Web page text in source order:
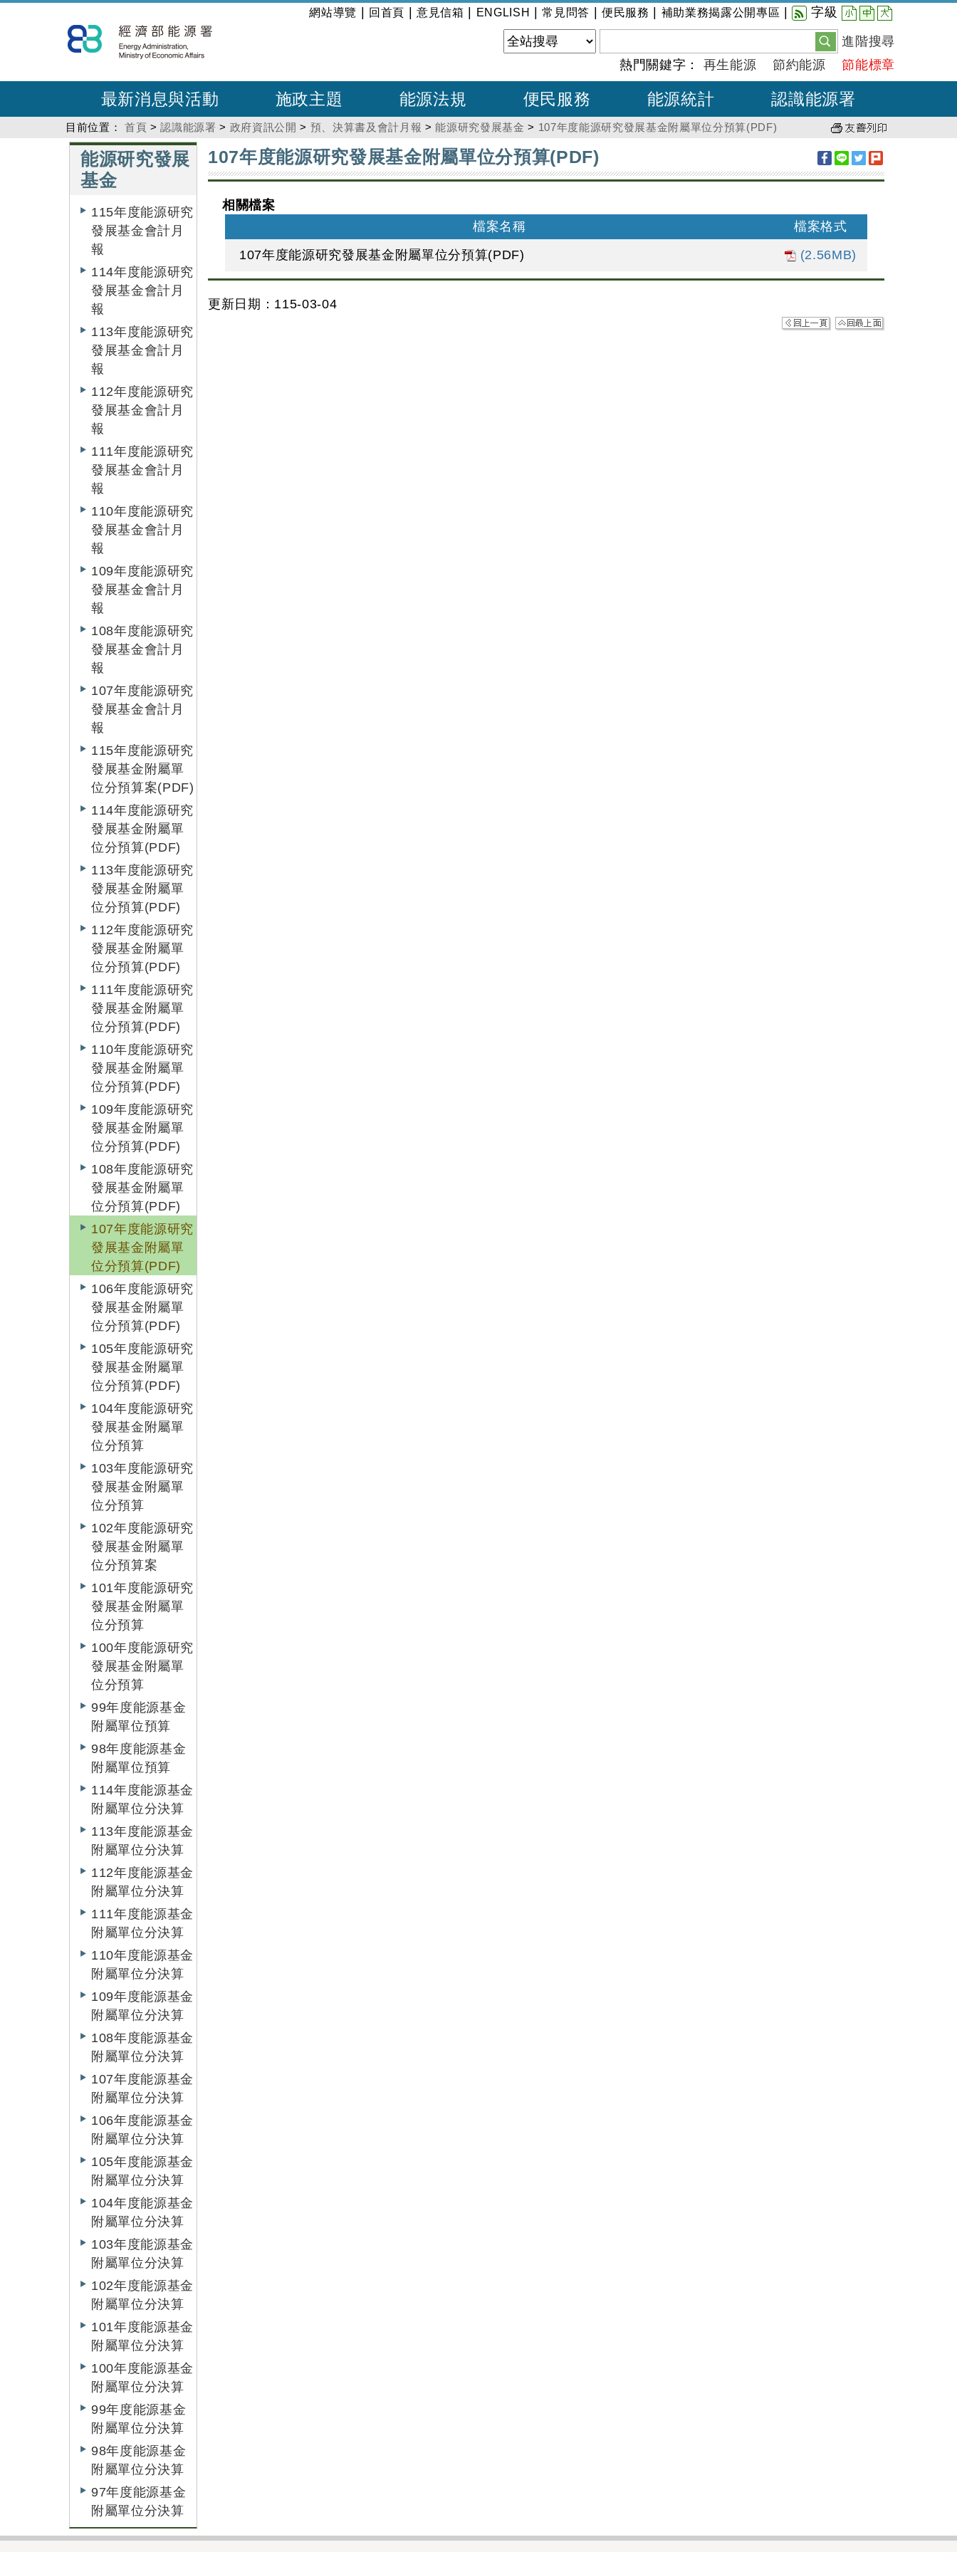
到
主
內
:::
網站導覽 回首頁 意見信箱 ENGLISH |常見問答 便民服務 補助業務揭露公開專區 字級 小 中 大
進階搜尋
熱門關鍵字： 再生能源 節約能源 節能標章
最新消息與活動 施政主題 能源法規 便民服務 能源統計 認識能源署
目前位置： 首頁 >認識能源署 > 政府資訊公開 > 預、決算書及會計月報 >能源研究發展基金 > 107年度能源研究發展基金附屬單位分預算(PDF)
:::能源研究發展
基金
115年度能源研究
發展基金會計月
報
114年度能源研究
發展基金會計月
報
113年度能源研究
發展基金會計月
報
112年度能源研究
發展基金會計月
報
111年度能源研究
發展基金會計月
報
110年度能源研究
發展基金會計月
報
109年度能源研究
發展基金會計月
報
108年度能源研究
發展基金會計月
報
107年度能源研究
發展基金會計月
報
115年度能源研究
發展基金附屬單
位分預算案(PDF)
114年度能源研究
發展基金附屬單
位分預算(PDF)
113年度能源研究
發展基金附屬單
位分預算(PDF)
112年度能源研究
發展基金附屬單
位分預算(PDF)
111年度能源研究
發展基金附屬單
位分預算(PDF)
110年度能源研究
發展基金附屬單
位分預算(PDF)
109年度能源研究
發展基金附屬單
位分預算(PDF)
108年度能源研究
發展基金附屬單
位分預算(PDF)
107年度能源研究
發展基金附屬單
位分預算(PDF)
106年度能源研究
發展基金附屬單
位分預算(PDF)
105年度能源研究
發展基金附屬單
位分預算(PDF)
104年度能源研究
發展基金附屬單
位分預算
103年度能源研究
發展基金附屬單
位分預算
102年度能源研究
發展基金附屬單
位分預算案
101年度能源研究
發展基金附屬單
位分預算
100年度能源研究
發展基金附屬單
位分預算
99年度能源基金
附屬單位預算
98年度能源基金
附屬單位預算
114年度能源基金
附屬單位分決算
113年度能源基金
附屬單位分決算
112年度能源基金
附屬單位分決算
111年度能源基金
附屬單位分決算
110年度能源基金
附屬單位分決算
109年度能源基金
附屬單位分決算
108年度能源基金
附屬單位分決算
107年度能源基金
附屬單位分決算
106年度能源基金
附屬單位分決算
105年度能源基金
附屬單位分決算
104年度能源基金
附屬單位分決算
103年度能源基金
附屬單位分決算
102年度能源基金
附屬單位分決算
101年度能源基金
附屬單位分決算
100年度能源基金
附屬單位分決算
99年度能源基金
附屬單位分決算
98年度能源基金
附屬單位分決算
97年度能源基金
附屬單位分決算
107年度能源研究發展基金附屬單位分預算(PDF)
相關檔案
檔案名稱
檔案格式
107年度能源研究發展基金附屬單位分預算(PDF)
(2.56MB)
更新日期：115-03-04